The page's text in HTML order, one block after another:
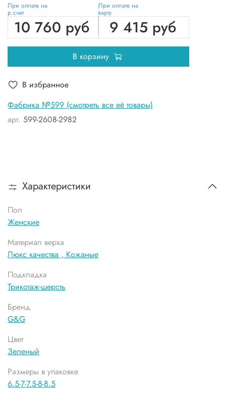
Фабрика №599 (смотреть все её товары)
арт. 599-2608-2982
При оплате на
р.счет
10 760 руб
При оплате на
карту
9 415 руб
В корзину
В избранное
Характеристики
Пол
Женские
Материал верха
Люкс качества , Кожаные
Подкладка
Трикотаж-шерсть
Бренд
G&G
Цвет
Зеленый
Размеры в упаковке
6.5-7-7.5-8-8.5